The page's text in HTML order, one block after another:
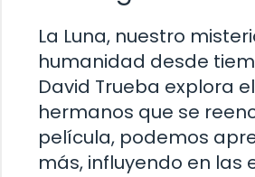
La Luna, nuestro
humanidad desde
David Trueba explora
hermanos que se
película, podemos
más, influyendo en las